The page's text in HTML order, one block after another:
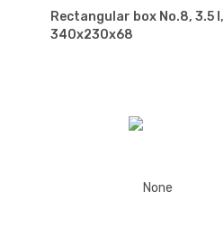
Rectangular box No.8, 3.5 l,
340x230x68